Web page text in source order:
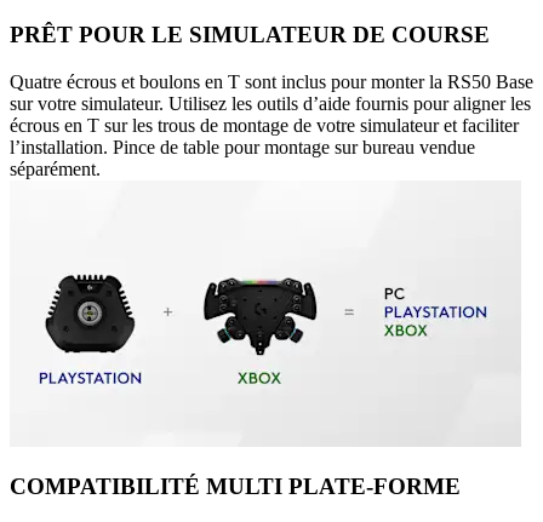
PRÊT POUR LE SIMULATEUR DE COURSE
Quatre écrous et boulons en T sont inclus pour monter la RS50 Base
sur votre simulateur. Utilisez les outils d’aide fournis pour aligner les
écrous en T sur les trous de montage de votre simulateur et faciliter
l’installation. Pince de table pour montage sur bureau vendue
séparément.
COMPATIBILITÉ MULTI PLATE-FORME